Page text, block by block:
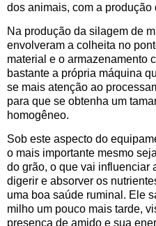
dos animais, com a
Na produção da silagem de
envolveram a colheita no
material e o armazenamento
bastante a própria máquina
se mais atenção ao
para que se obtenha um
homogêneo.
Sob este aspecto do
o mais importante mesmo
do grão, o que vai influenciar
digerir e absorver os
uma boa saúde ruminal. Ele
milho um pouco mais tarde,
presença de amido e sua